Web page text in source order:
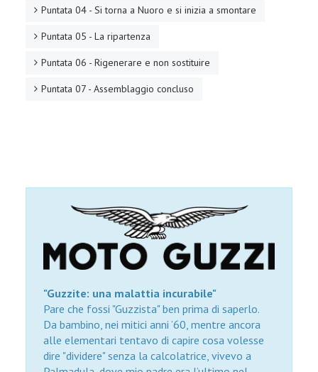
Puntata 04 - Si torna a Nuoro e si inizia a smontare
Puntata 05 - La ripartenza
Puntata 06 - Rigenerare e non sostituire
Puntata 07 - Assemblaggio concluso
"Guzzite: una malattia incurabile"
Pare che fossi "Guzzista" ben prima di saperlo.
Da bambino, nei mitici anni ’60, mentre ancora
alle elementari tentavo di capire cosa volesse
dire "dividere" senza la calcolatrice, vivevo a